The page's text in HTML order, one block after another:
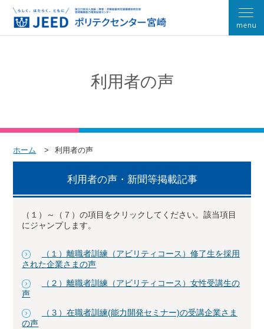
利用者の声
ホーム 利用者の声
利用者の声・新聞等掲載記事
（１）～（７）の項目をクリックしてください。該当項目
にジャンプします。
（１）離職者訓練（アビリティコース）修了生を採用
された企業さまの声
（２）離職者訓練（アビリティコース）女性受講生の
声
（３）在職者訓練(能力開発セミナー)の受講企業さま
の声